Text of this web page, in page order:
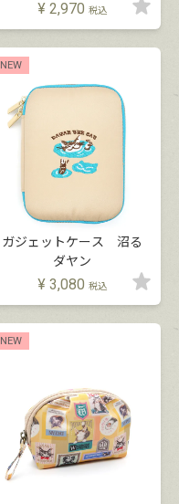
¥ 2,970 税込
NEW
ガジェットケース 沼る
ダヤン
¥ 3,080 税込
NEW